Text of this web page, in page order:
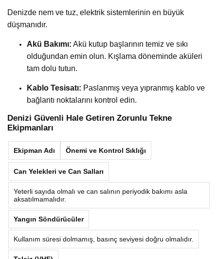
Denizde nem ve tuz, elektrik sistemlerinin en büyük
düşmanıdır.
Akü Bakımı: Akü kutup başlarının temiz ve sıkı
olduğundan emin olun. Kışlama döneminde aküleri
tam dolu tutun.
Kablo Tesisatı: Paslanmış veya yıpranmış kablo ve
bağlantı noktalarını kontrol edin.
Denizi Güvenli Hale Getiren Zorunlu Tekne
Ekipmanları
Ekipman Adı Önemi ve Kontrol Sıklığı
Can Yelekleri ve Can Salları
Yeterli sayıda olmalı ve can salının periyodik bakımı asla
aksatılmamalıdır.
Yangın Söndürücüler
Kullanım süresi dolmamış, basınç seviyesi doğru olmalıdır.